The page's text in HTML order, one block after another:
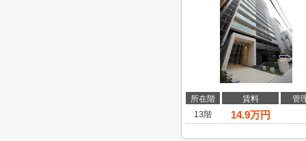
所在階 賃料
管
13階
14.9万円